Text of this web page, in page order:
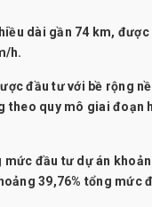
dài gần 74 km,
h.
đầu tư với bề rộng
quy mô giai đoạn
đầu tư dự án
39,76% tổng mức